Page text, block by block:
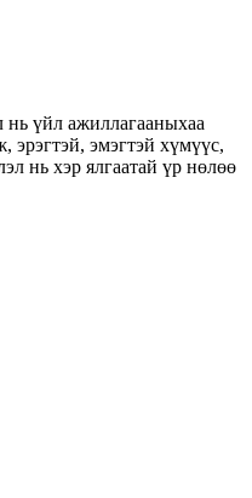
үйл ажиллагааныхаа
эрэгтэй, эмэгтэй хүмүүс,
нь хэр ялгаатай үр нөлөө